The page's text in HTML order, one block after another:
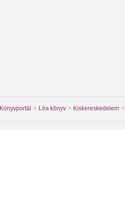
Könyvportál Líra könyv Kiskereskedelem